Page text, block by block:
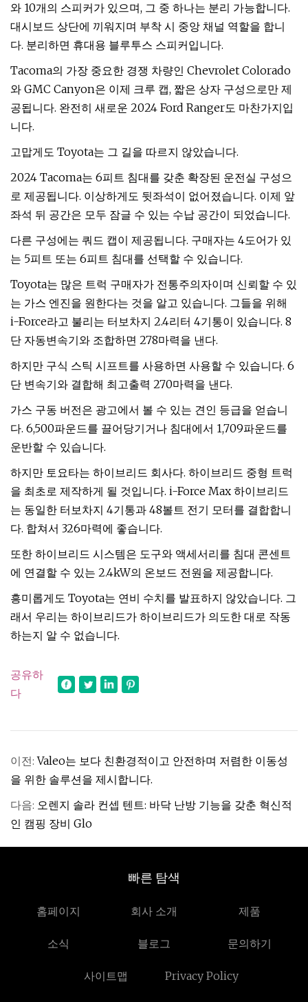
와 10개의 스피커가 있으며, 그 중 하나는 분리 가능합니다.
대시보드 상단에 끼워지며 부착 시 중앙 채널 역할을 합니
다. 분리하면 휴대용 블루투스 스피커입니다.
Tacoma의 가장 중요한 경쟁 차량인 Chevrolet Colorado
와 GMC Canyon은 이제 크루 캡, 짧은 상자 구성으로만 제
공됩니다. 완전히 새로운 2024 Ford Ranger도 마찬가지입
니다.
고맙게도 Toyota는 그 길을 따르지 않았습니다.
2024 Tacoma는 6피트 침대를 갖춘 확장된 운전실 구성으
로 제공됩니다. 이상하게도 뒷좌석이 없어졌습니다. 이제 앞
좌석 뒤 공간은 모두 잠글 수 있는 수납 공간이 되었습니다.
다른 구성에는 쿼드 캡이 제공됩니다. 구매자는 4도어가 있
는 5피트 또는 6피트 침대를 선택할 수 있습니다.
Toyota는 많은 트럭 구매자가 전통주의자이며 신뢰할 수 있
는 가스 엔진을 원한다는 것을 알고 있습니다. 그들을 위해
i-Force라고 불리는 터보차지 2.4리터 4기통이 있습니다. 8
단 자동변속기와 조합하면 278마력을 낸다.
하지만 구식 스틱 시프트를 사용하면 사용할 수 있습니다. 6
단 변속기와 결합해 최고출력 270마력을 낸다.
가스 구동 버전은 광고에서 볼 수 있는 견인 등급을 얻습니
다. 6,500파운드를 끌어당기거나 침대에서 1,709파운드를
운반할 수 있습니다.
하지만 토요타는 하이브리드 회사다. 하이브리드 중형 트럭
을 최초로 제작하게 될 것입니다. i-Force Max 하이브리드
는 동일한 터보차지 4기통과 48볼트 전기 모터를 결합합니
다. 합쳐서 326마력에 좋습니다.
또한 하이브리드 시스템은 도구와 액세서리를 침대 콘센트
에 연결할 수 있는 2.4kW의 온보드 전원을 제공합니다.
흥미롭게도 Toyota는 연비 수치를 발표하지 않았습니다. 그
래서 우리는 하이브리드가 하이브리드가 의도한 대로 작동
하는지 알 수 없습니다.
공유하
다
이전:Valeo는 보다 친환경적이고 안전하며 저렴한 이동성
을 위한 솔루션을 제시합니다.
다음: 오렌지 솔라 컨셉 텐트: 바닥 난방 기능을 갖춘 혁신적
인 캠핑 장비 Glo
빠른 탐색
홈페이지 회사 소개 제품
소식 블로그 문의하기
사이트맵 Privacy Policy